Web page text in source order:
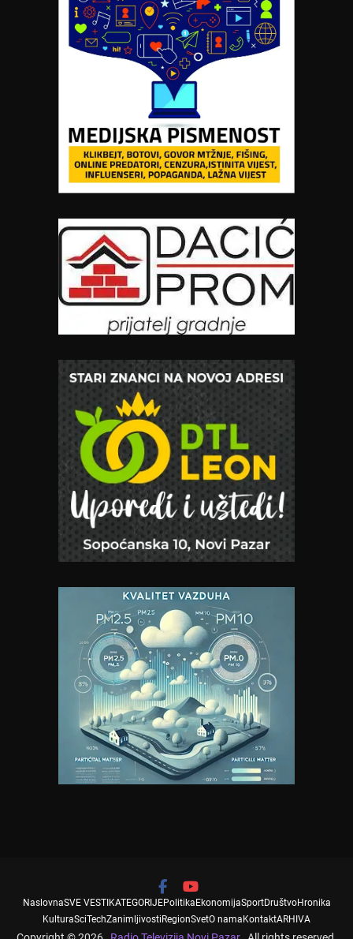
NaslovnaSVE VESTI KATEGORIJEPolitika EkonomijaSportDruštvoHronika
KulturaSciTechZanimljivosti RegionSvetO nama KontaktARHIVA